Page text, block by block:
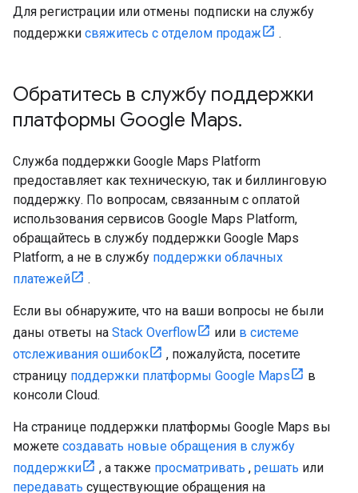
Для регистрации или отмены подписки на службу
поддержки свяжитесь с отделом продаж .
Обратитесь в службу поддержки
платформы Google Maps.
Служба поддержки Google Maps Platform
предоставляет как техническую, так и биллинговую
поддержку. По вопросам, связанным с оплатой
использования сервисов Google Maps Platform,
обращайтесь в службу поддержки Google Maps
Platform, а не в службу поддержки облачных
платежей
.
Если вы обнаружите, что на ваши вопросы не были
даны ответы на Stack Overflow или в системе
отслеживания ошибок
, пожалуйста, посетите
страницу поддержки платформы Google Maps
в
консоли Cloud.
На странице поддержки платформы Google Maps вы
можете создавать новые обращения в службу
поддержки
, а также просматривать , решать или
передавать существующие обращения на